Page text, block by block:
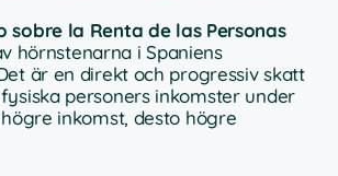
sobre la Renta de las Personas
hörnstenarna i Spaniens
är en direkt och progressiv skatt
personers inkomster under
inkomst, desto högre